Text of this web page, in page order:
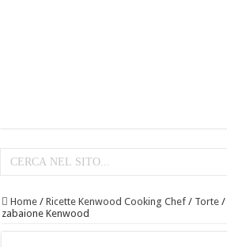
Home / Ricette Kenwood Cooking Chef / Torte /
zabaione Kenwood